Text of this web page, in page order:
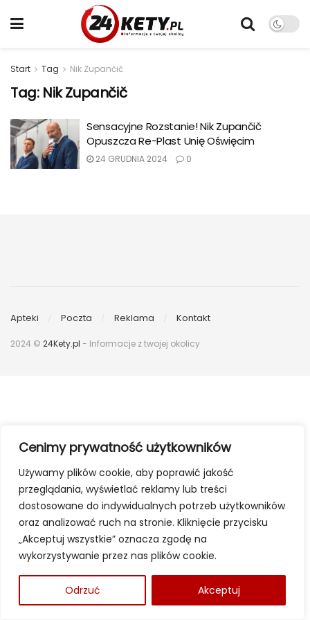
Cenimy prywatność użytkowników
Używamy plików cookie, aby poprawić jakość
przeglądania, wyświetlać reklamy lub treści
dostosowane do indywidualnych potrzeb użytkowników
oraz analizować ruch na stronie. Kliknięcie przycisku
„Akceptuj wszystkie” oznacza zgodę na
wykorzystywanie przez nas plików cookie.
Odrzuć Akceptuj
Start Tag Nik Zupančič
Tag: Nik Zupančič
Sensacyjne Rozstanie! Nik Zupančič
Opuszcza Re-Plast Unię Oświęcim
24 GRUDNIA 2024 0
Apteki Poczta Reklama Kontakt
2024 © 24Kety.pl - Informacje z twojej okolicy